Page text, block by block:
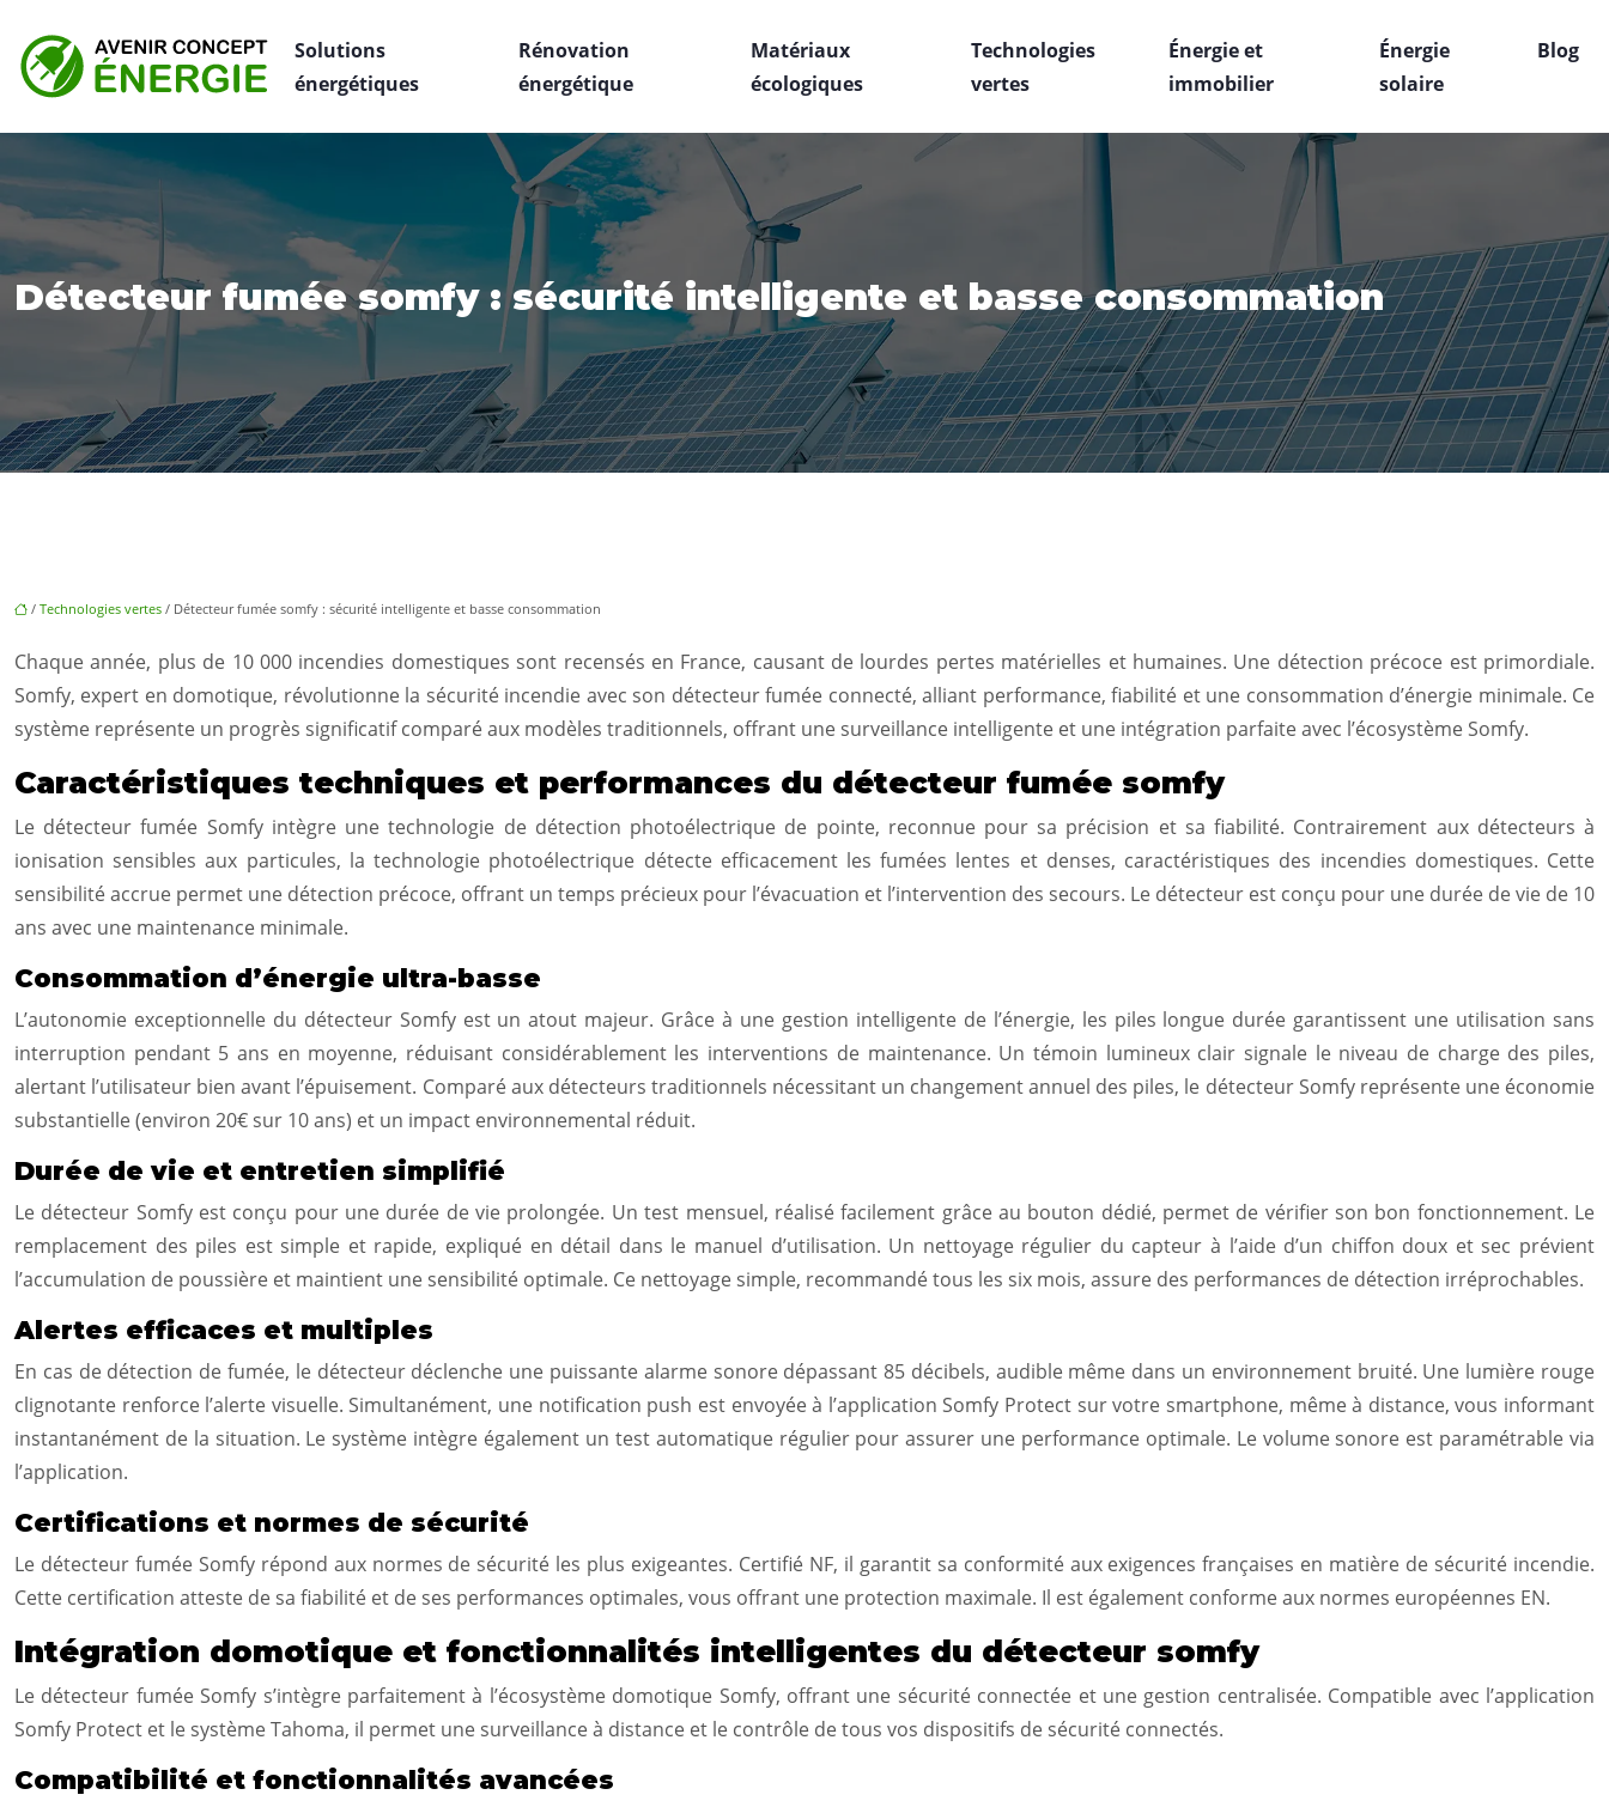
Solutions
énergétiques
Rénovation
énergétique
Matériaux
écologiques
Technologies
vertes
Énergie et
immobilier
Énergie
solaire
Blog
Détecteur fumée somfy : sécurité intelligente et basse consommation
/ Technologies vertes / Détecteur fumée somfy : sécurité intelligente et basse consommation
Chaque année, plus de 10 000 incendies domestiques sont recensés en France, causant de lourdes pertes matérielles et humaines. Une détection précoce est primordiale.
Somfy, expert en domotique, révolutionne la sécurité incendie avec son détecteur fumée connecté, alliant performance, fiabilité et une consommation d’énergie minimale. Ce
système représente un progrès significatif comparé aux modèles traditionnels, offrant une surveillance intelligente et une intégration parfaite avec l’écosystème Somfy.
Caractéristiques techniques et performances du détecteur fumée somfy
Le détecteur fumée Somfy intègre une technologie de détection photoélectrique de pointe, reconnue pour sa précision et sa fiabilité. Contrairement aux détecteurs à
ionisation sensibles aux particules, la technologie photoélectrique détecte efficacement les fumées lentes et denses, caractéristiques des incendies domestiques. Cette
sensibilité accrue permet une détection précoce, offrant un temps précieux pour l’évacuation et l’intervention des secours. Le détecteur est conçu pour une durée de vie de 10
ans avec une maintenance minimale.
Consommation d’énergie ultra-basse
L’autonomie exceptionnelle du détecteur Somfy est un atout majeur. Grâce à une gestion intelligente de l’énergie, les piles longue durée garantissent une utilisation sans
interruption pendant 5 ans en moyenne, réduisant considérablement les interventions de maintenance. Un témoin lumineux clair signale le niveau de charge des piles,
alertant l’utilisateur bien avant l’épuisement. Comparé aux détecteurs traditionnels nécessitant un changement annuel des piles, le détecteur Somfy représente une économie
substantielle (environ 20€ sur 10 ans) et un impact environnemental réduit.
Durée de vie et entretien simplifié
Le détecteur Somfy est conçu pour une durée de vie prolongée. Un test mensuel, réalisé facilement grâce au bouton dédié, permet de vérifier son bon fonctionnement. Le
remplacement des piles est simple et rapide, expliqué en détail dans le manuel d’utilisation. Un nettoyage régulier du capteur à l’aide d’un chiffon doux et sec prévient
l’accumulation de poussière et maintient une sensibilité optimale. Ce nettoyage simple, recommandé tous les six mois, assure des performances de détection irréprochables.
Alertes efficaces et multiples
En cas de détection de fumée, le détecteur déclenche une puissante alarme sonore dépassant 85 décibels, audible même dans un environnement bruité. Une lumière rouge
clignotante renforce l’alerte visuelle. Simultanément, une notification push est envoyée à l’application Somfy Protect sur votre smartphone, même à distance, vous informant
instantanément de la situation. Le système intègre également un test automatique régulier pour assurer une performance optimale. Le volume sonore est paramétrable via
l’application.
Certifications et normes de sécurité
Le détecteur fumée Somfy répond aux normes de sécurité les plus exigeantes. Certifié NF, il garantit sa conformité aux exigences françaises en matière de sécurité incendie.
Cette certification atteste de sa fiabilité et de ses performances optimales, vous offrant une protection maximale. Il est également conforme aux normes européennes EN.
Intégration domotique et fonctionnalités intelligentes du détecteur somfy
Le détecteur fumée Somfy s’intègre parfaitement à l’écosystème domotique Somfy, offrant une sécurité connectée et une gestion centralisée. Compatible avec l’application
Somfy Protect et le système Tahoma, il permet une surveillance à distance et le contrôle de tous vos dispositifs de sécurité connectés.
Compatibilité et fonctionnalités avancées